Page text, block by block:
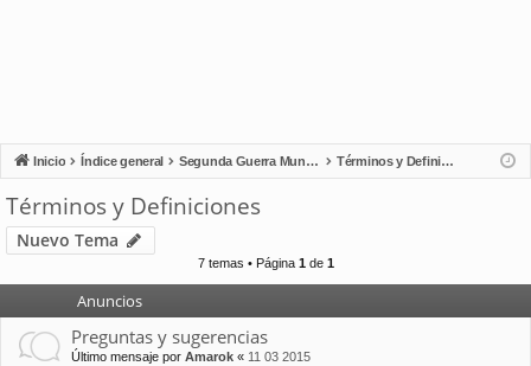
Inicio Índice general Segunda Guerra Mundial Términos y Definiciones
Términos y Definiciones
Nuevo Tema
7 temas • Página 1de 1
Anuncios
Preguntas y sugerencias
Último mensaje por Amarok « 11 03 2015